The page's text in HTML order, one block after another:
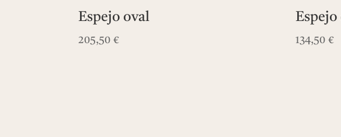
Espejo oval
205,50€ 134,50 €